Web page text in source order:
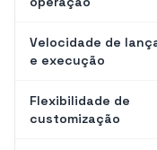
Velocidade de
e execução
Flexibilidade de
customização